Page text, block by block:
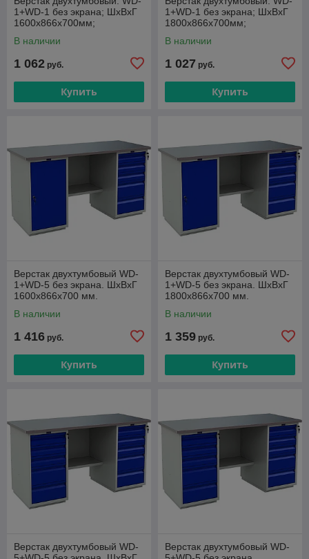
1+WD-1 без экрана; ШxВxГ
1600x866x700мм;
В наличии
1 062 руб.
Купить
1+WD-1 без экрана; ШxВxГ
1800x866x700мм;
В наличии
1 027 руб.
Купить
Верстак двухтумбовый WD-
1+WD-5 без экрана. ШxВxГ
1600x866x700 мм.
В наличии
1 416 руб.
Купить
Верстак двухтумбовый WD-
1+WD-5 без экрана. ШxВxГ
1800x866x700 мм.
В наличии
1 359 руб.
Купить
Верстак двухтумбовый WD-
Верстак двухтумбовый WD-